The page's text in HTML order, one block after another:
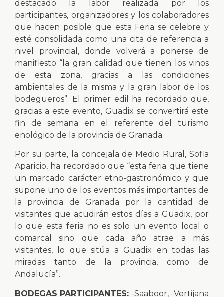
destacado la labor realizada por los
participantes, organizadores y los colaboradores
que hacen posible que esta Feria se celebre y
esté consolidada como una cita de referencia a
nivel provincial, donde volverá a ponerse de
manifiesto “la gran calidad que tienen los vinos
de esta zona, gracias a las condiciones
ambientales de la misma y la gran labor de los
bodegueros”. El primer edil ha recordado que,
gracias a este evento, Guadix se convertirá este
fin de semana en el referente del turismo
enológico de la provincia de Granada.
Por su parte, la concejala de Medio Rural, Sofia
Aparicio, ha recordado que “esta feria que tiene
un marcado carácter etno-gastronómico y que
supone uno de los eventos más importantes de
la provincia de Granada por la cantidad de
visitantes que acudirán estos días a Guadix, por
lo que esta feria no es solo un evento local o
comarcal sino que cada año atrae a más
visitantes, lo que sitúa a Guadix en todas las
miradas tanto de la provincia, como de
Andalucía”.
BODEGAS PARTICIPANTES: -Saaboor, -Vertijana